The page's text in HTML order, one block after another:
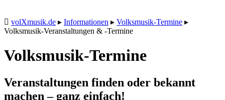
volXmusik.de ▸ Informationen ▸ Volksmusik-Termine ▸
Volksmusik-Veranstaltungen & -Termine
Volksmusik-Termine
Veranstaltungen finden oder bekannt
machen – ganz einfach!